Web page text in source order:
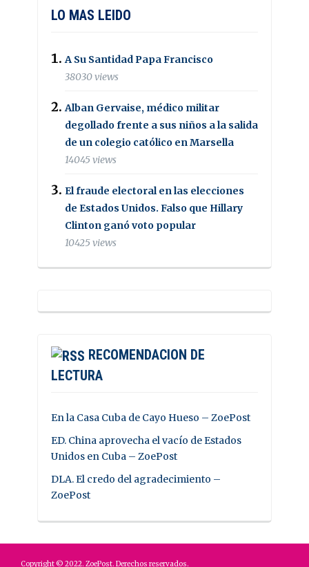
LO MAS LEIDO
A Su Santidad Papa Francisco
38030 views
Alban Gervaise, médico militar
degollado frente a sus niños a la salida
de un colegio católico en Marsella
14045 views
El fraude electoral en las elecciones
de Estados Unidos. Falso que Hillary
Clinton ganó voto popular
10425 views
RECOMENDACION DE
LECTURA
En la Casa Cuba de Cayo Hueso – ZoePost
ED. China aprovecha el vacío de Estados
Unidos en Cuba – ZoePost
DLA. El credo del agradecimiento –
ZoePost
Copyright © 2022. ZoePost. Derechos reservados.